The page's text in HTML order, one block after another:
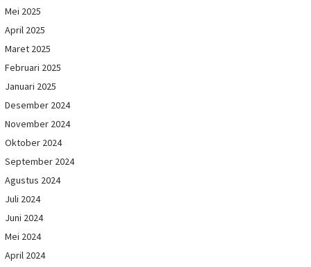
Mei 2025
April 2025
Maret 2025
Februari 2025
Januari 2025
Desember 2024
November 2024
Oktober 2024
September 2024
Agustus 2024
Juli 2024
Juni 2024
Mei 2024
April 2024